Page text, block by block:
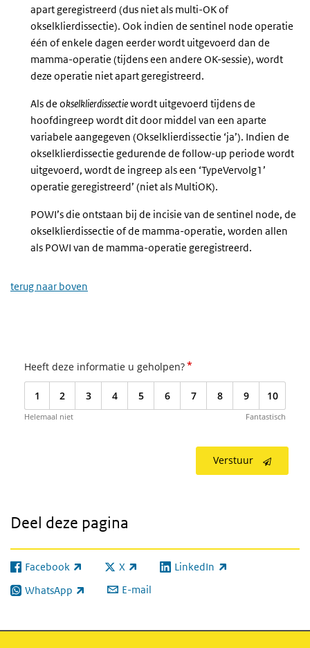
apart geregistreerd (dus niet als multi-OK of
okselklierdissectie). Ook indien de sentinel node operatie
één of enkele dagen eerder wordt uitgevoerd dan de
mamma-operatie (tijdens een andere OK-sessie), wordt
deze operatie niet apart geregistreerd.
Als de okselklierdissectiewordt uitgevoerd tijdens de
hoofdingreep wordt dit door middel van een aparte
variabele aangegeven (Okselklierdissectie ‘ja’). Indien de
okselklierdissectie gedurende de follow-up periode wordt
uitgevoerd, wordt de ingreep als een ‘TypeVervolg1’
operatie geregistreerd’ (niet als MultiOK).
POWI’s die ontstaan bij de incisie van de sentinel node, de
okselklierdissectie of de mamma-operatie, worden allen
als POWI van de mamma-operatie geregistreerd.
terug naar boven
Heeft deze informatie u geholpen?*
1 2 3 4 5 6 7 8 9 10
Helemaal niet Fantastisch
Verstuur
Deel deze pagina
Facebook
(externe link) X
(externe link) LinkedIn
(externe link)
WhatsApp
(externe link) E-mail